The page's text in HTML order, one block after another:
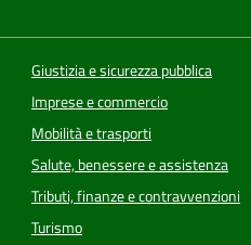
Giustizia e sicurezza pubblica
Imprese e commercio
Mobilità e trasporti
Salute, benessere e assistenza
Tributi, finanze e contravvenzioni
Turismo